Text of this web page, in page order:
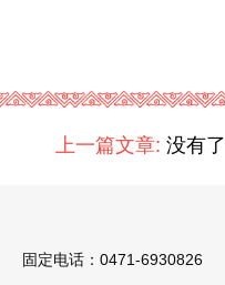
上一篇文章: 没有了
固定电话：0471-6930826